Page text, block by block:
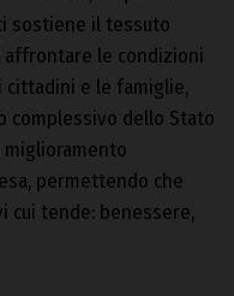
sostiene il tessuto
affrontare le condizioni
cittadini e le famiglie,
complessivo dello Stato
miglioramento
permettendo che
cui tende: benessere,